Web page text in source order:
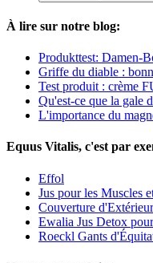
À lire sur notre blog:
Produkttest: Damen-
Griffe du diable :
Test produit : crème
Qu'est-ce que la gale
L'importance du
Equus Vitalis, c'est par
Effol
Jus pour les Muscles
Couverture
Ewalia Jus Detox
Roeckl Gants